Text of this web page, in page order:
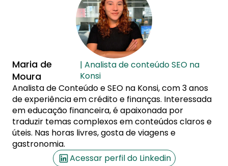
Maria de
Moura
| Analista de conteúdo SEO na
Konsi
Analista de Conteúdo e SEO na Konsi, com 3 anos
de experiência em crédito e finanças. Interessada
em educação financeira, é apaixonada por
traduzir temas complexos em conteúdos claros e
úteis. Nas horas livres, gosta de viagens e
gastronomia.
Acessar perfil do Linkedin